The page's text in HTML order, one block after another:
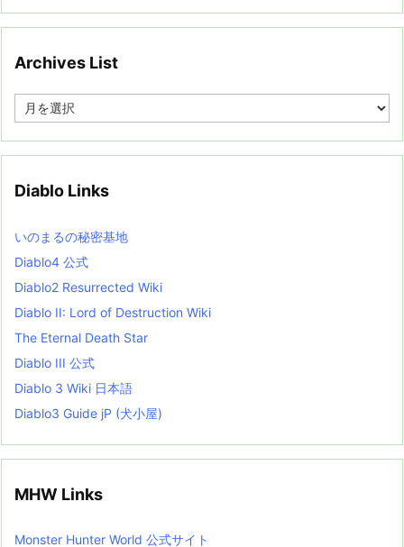
Archives List
e
i
s
t
Diablo Links
いのまるの秘密基地
Diablo4 公式
Diablo2 Resurrected Wiki
Diablo II: Lord of Destruction Wiki
The Eternal Death Star
Diablo III 公式
Diablo 3 Wiki 日本語
Diablo3 Guide jP (犬小屋)
MHW Links
Monster Hunter World 公式サイト